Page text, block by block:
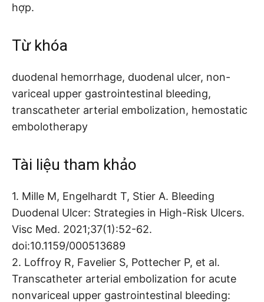
hợp.
Từ khóa
duodenal hemorrhage, duodenal ulcer, non-
variceal upper gastrointestinal bleeding,
transcatheter arterial embolization, hemostatic
embolotherapy
Tài liệu tham khảo
1. Mille M, Engelhardt T, Stier A. Bleeding
Duodenal Ulcer: Strategies in High-Risk Ulcers.
Visc Med. 2021;37(1):52-62.
doi:10.1159/000513689
2. Loffroy R, Favelier S, Pottecher P, et al.
Transcatheter arterial embolization for acute
nonvariceal upper gastrointestinal bleeding: